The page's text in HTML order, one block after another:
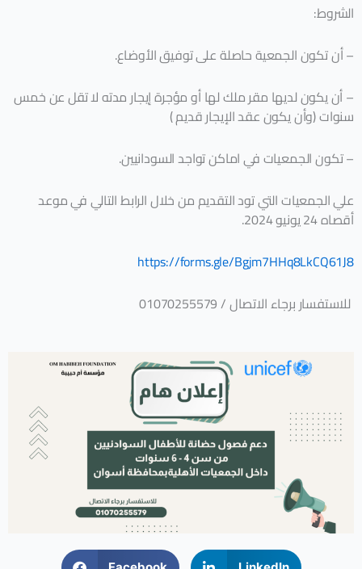
الشروط:
– أن تكون الجمعية حاصلة على توفيق الأوضاع.
– أن يكون لديها مقر ملك لها أو مؤجرة إيجار مدته لا تقل عن خمس
سنوات (وأن يكون عقد الإيجار قديم )
– تكون الجمعيات في اماكن تواجد السودانيين.
علي الجمعيات التي تود التقديم من خلال الرابط التالي في موعد
أقصاه 24 يونيو 2024.
https://forms.gle/Bgjm7HHq8LkCQ61J8
للاستفسار برجاء الاتصال / 01070255579